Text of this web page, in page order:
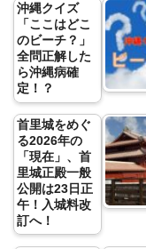
沖縄クイズ
「ここはどこ
のビーチ？」
全問正解した
ら沖縄病確
定！？
首里城をめぐ
る2026年の
「現在」、首
里城正殿一般
公開は23日正
午！入城料改
訂へ！